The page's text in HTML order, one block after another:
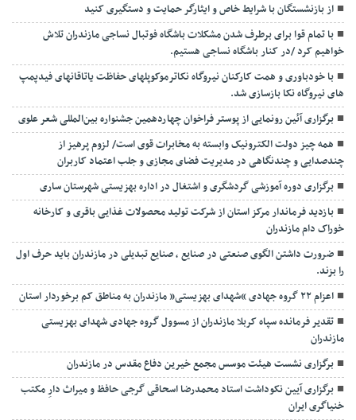
از بازنشستگان با شرایط خاص و ایثارگر حمایت و دستگیری کنید
با تمام قوا برای برطرف شدن مشکلات باشگاه فوتبال نساجی مازندران تلاش
خواهیم کرد /در کنار باشگاه نساجی هستیم.
با خودباوری و همت کارکنان نیروگاه نکاترموکوپلهای حفاظت یاتاقانهای فیدپمپ
های نیروگاه نکا بازسازی شد.
برگزاری آئین رونمایی از پوستر فراخوان چهاردهمین جشنواره بین‌المللی شعر علوی
همه چیز دولت الکترونیک وابسته به مخابرات قوی است/ لزوم پرهیز از
چندصدایی و چندنگاهی در مدیریت فضای مجازی و جلب اعتماد کاربران
برگزاری دوره آموزشی گردشگری و اشتغال در اداره بهزیستی شهرستان ساری
بازدید فرماندار مرکز استان از شرکت تولید محصولات غذایی باقری و کارخانه
خوراک دام مازندران
ضرورت داشتن الگوی صنعتی در صنایع ، صنایع تبدیلی در مازندران باید حرف اول
را بزند.
اعزام ۲۲ گروه جهادی “شهدای بهزیستی” مازندران به مناطق کم برخوردار استان
تقدیر فرمانده سپاه کربلا مازندران از مسوول گروه جهادی شهدای بهزیستی
مازندران
برگزاری نشست هیئت موسس مجمع خیرین دفاع مقدس در مازندران
برگزاری آیین نکوداشت استاد محمدرضا اسحاقی گرجی حافظ و میراث دارِ مکتب
خنیاگری ایران